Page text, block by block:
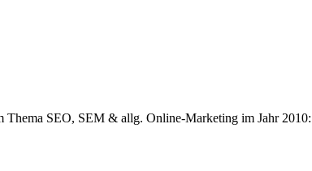
Thema SEO, SEM & allg. Online-Marketing im Jahr 2010: